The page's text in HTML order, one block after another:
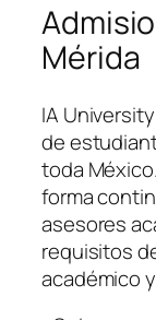
Mérida
IA
de
toda
forma
asesores
requisitos
académico